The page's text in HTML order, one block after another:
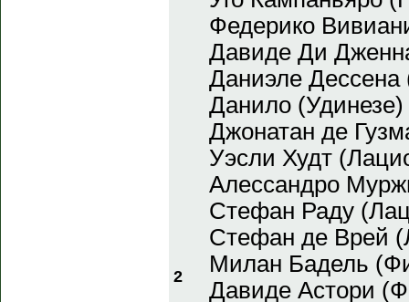
2
Федерико
Давиде Ди
Даниэле Дессена
Данило (Удинезе)
Джонатан де
Уэсли Худт
Алессандро
Стефан Раду
Стефан де Врей
Милан Бадель
Давиде Астори